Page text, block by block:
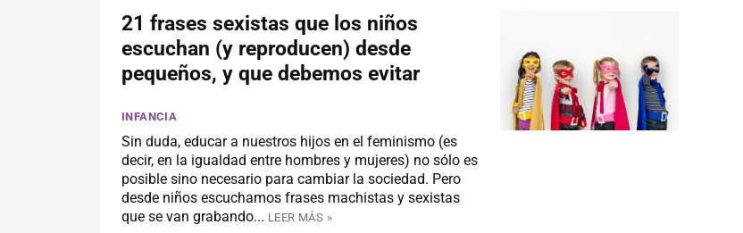
21 frases sexistas que los niños
escuchan (y reproducen) desde
pequeños, y que debemos evitar
INFANCIA
Sin duda, educar a nuestros hijos en el feminismo (es
decir, en la igualdad entre hombres y mujeres) no sólo es
posible sino necesario para cambiar la sociedad. Pero
desde niños escuchamos frases machistas y sexistas
que se van grabando... LEER MÁS »